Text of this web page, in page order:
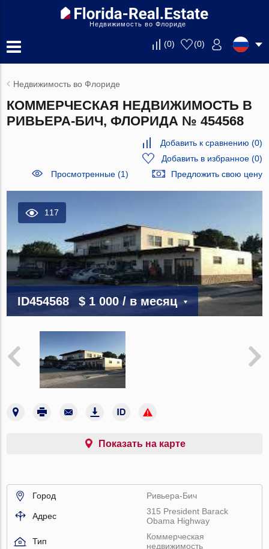
Недвижимость во Флориде
(0) (0)
Недвижимость во Флориде
КОММЕРЧЕСКАЯ НЕДВИЖИМОСТЬ В
РИВЬЕРА-БИЧ, ФЛОРИДА № 454568
Добавить к сравнению (0)
Добавить в избранное(0)
Просмотренные (1)
Предложить свою цену
117
ID454568 $ 1 000/ в месяц
Показать на карте
Город Ривьера-Бич
Адрес
315 President Barack
Obama Highway
Тип
Коммерческая
недвижимость